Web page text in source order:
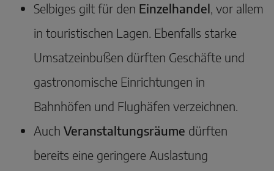
Selbiges gilt für den Einzelhandel, vor allem
in touristischen Lagen. Ebenfalls starke
Umsatzeinbußen dürften Geschäfte und
gastronomische Einrichtungen in
Bahnhöfen und Flughäfen verzeichnen.
Auch Veranstaltungsräume dürften
bereits eine geringere Auslastung